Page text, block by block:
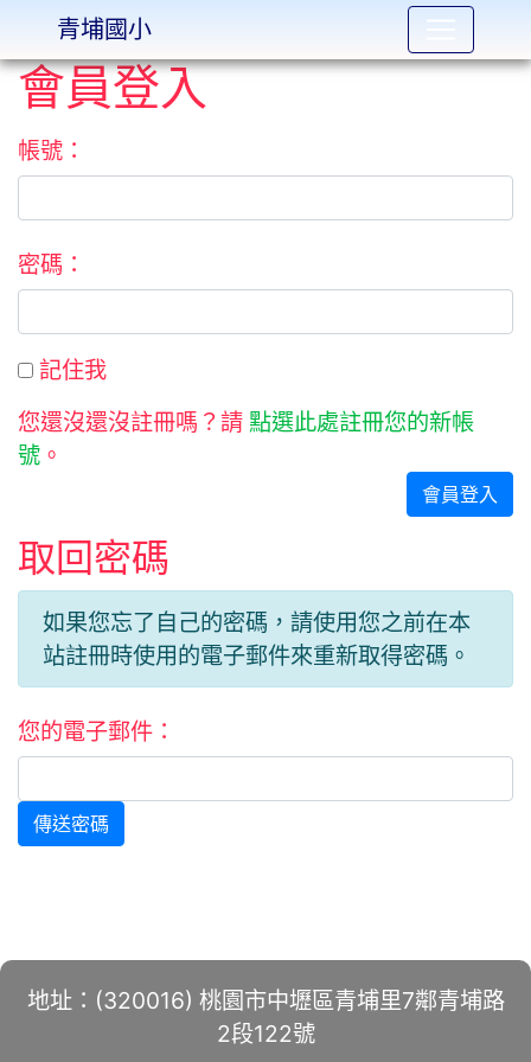
:::
會員登入
帳號：
密碼：
記住我記住我
您還沒還沒註冊嗎？請 點選此處註冊您的新帳
號 。
會員登入
取回密碼
如果您忘了自己的密碼，請使用您之前在本
站註冊時使用的電子郵件來重新取得密碼。
您的電子郵件：
傳送密碼
地址：(320016) 桃園市中壢區青埔里7鄰青埔路
2段122號
青埔國小